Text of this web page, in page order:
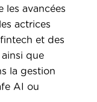
les avancées
actrices
et des
que
la gestion
AI ou